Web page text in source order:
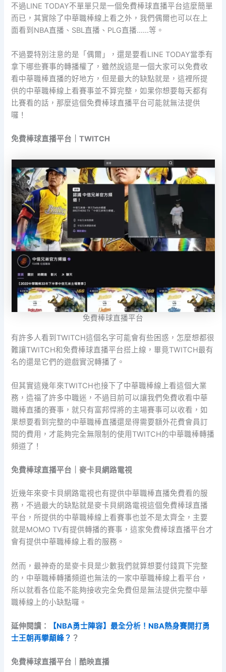
不過LINE TODAY不單單只是一個免費棒球直播平台這麼簡單
而已，其實除了中華職棒線上看之外，我們偶爾也可以在上
面看到NBA直播、SBL直播、PLG直播……等。
不過要特別注意的是「偶爾」，還是要看LINE TODAY當季有
拿下哪些賽事的轉播權了，雖然說這是一個大家可以免費收
看中華職棒直播的好地方，但是最大的缺點就是，這裡所提
供的中華職棒線上看賽事並不算完整，如果你想要每天都有
比賽看的話，那麼這個免費棒球直播平台可能就無法提供
囉！
免費棒球直播平台｜TWITCH
免費棒球直播平台
有許多人看到TWITCH這個名字可能會有些困惑，怎麼想都很
難讓TWITCH和免費棒球直播平台搭上線，畢竟TWITCH最有
名的還是它們的遊戲實況轉播了。
但其實這幾年來TWITCH也接下了中華職棒線上看這個大業
務，造福了許多中職迷，不過目前可以讓我們免費收看中華
職棒直播的賽事，就只有富邦悍將的主場賽事可以收看，如
果想要看到完整的中華職棒直播還是得需要額外花費會員訂
閱的費用，才能夠完全無限制的使用TWITCH的中華職棒轉播
頻道了！
免費棒球直播平台｜麥卡貝網路電視
近幾年來麥卡貝網路電視也有提供中華職棒直播免費看的服
務，不過最大的缺點就是麥卡貝網路電視這個免費棒球直播
平台，所提供的中華職棒線上看賽事也並不是太齊全，主要
就是MOMO TV有提供轉播的賽事，這家免費棒球直播平台才
會有提供中華職棒線上看的服務。
然而，最神奇的是麥卡貝是少數我們就算想要付錢買下完整
的，中華職棒轉播頻道也無法的一家中華職棒線上看平台，
所以就看各位能不能夠接收完全免費但是無法提供完整中華
職棒線上的小缺點囉。
延伸閱讀：
【NBA勇士陣容】最全分析！NBA熱身賽開打勇
士王朝再攀顛峰？ ？
免費棒球直播平台｜酷映直播